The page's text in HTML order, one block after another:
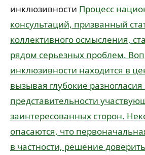
инклюзивности Процесс
консультаций, призванный
коллективного осмысления,
рядом серьезных проблем.
инклюзивности находится в
вызывая глубокие
представительности
заинтересованных сторон.
опасаются, что
в частности, решение